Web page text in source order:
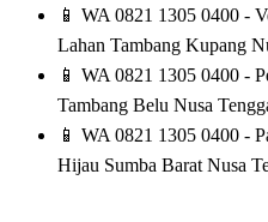
📱 WA 0821 1305 0400 -
Lahan Tambang Kupang
📱 WA 0821 1305 0400 -
Tambang Belu Nusa
📱 WA 0821 1305 0400 -
Hijau Sumba Barat Nusa